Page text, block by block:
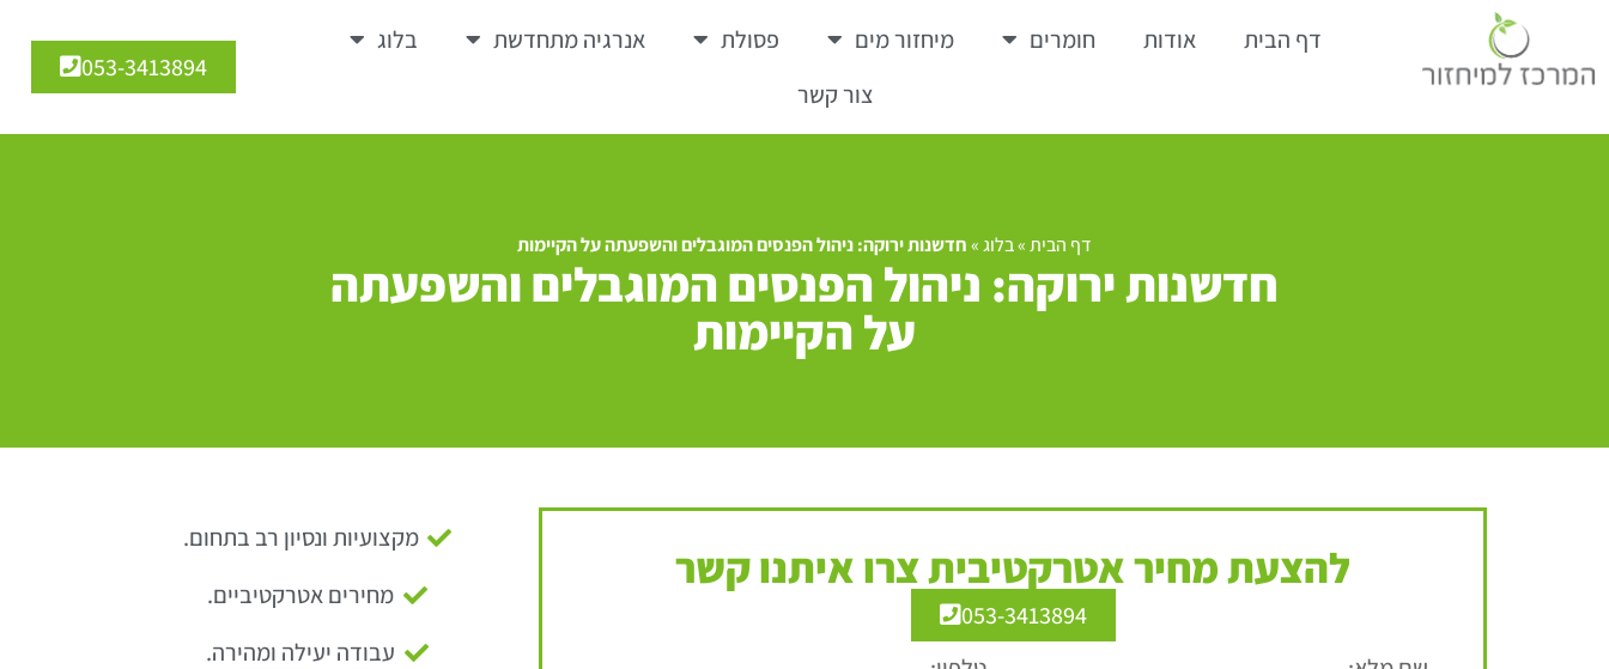
דף הבית אודות חומרים מיחזור מים פסולת אנרגיה מתחדשת
בלוג
צור קשר
053-3413894
דף הבית»בלוג»חדשנות ירוקה: ניהול הפנסים המוגבלים והשפעתה על הקיימות
חדשנות ירוקה: ניהול הפנסים המוגבלים והשפעתה
על הקיימות
להצעת מחיר אטרקטיבית צרו איתנו קשר
053-3413894
מקצועיות ונסיון רב בתחום.
מחירים אטרקטיביים.
עבודה יעילה ומהירה.